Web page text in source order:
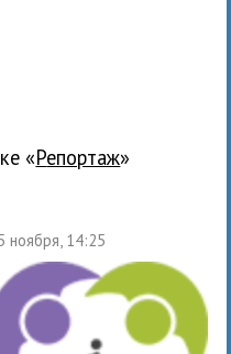
« Репортаж»
ноября, 14:25